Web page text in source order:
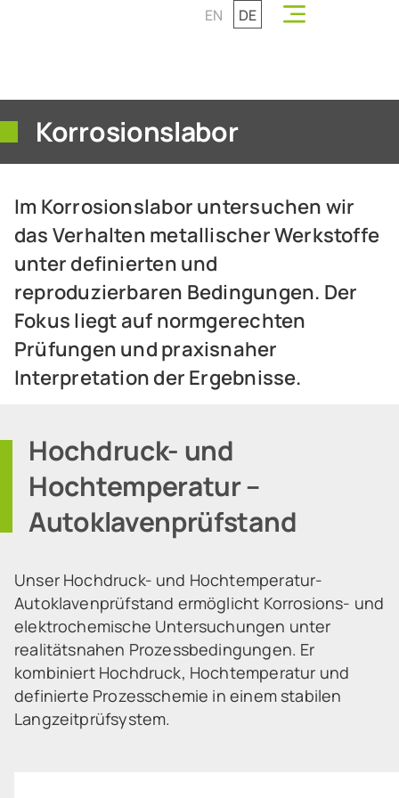
Korrosionslabor
Schadensanalytik
Vorausschauende Wartung
EN DE
Korrosionslabor
Schadensanalytik
Vorausschauende Wartung
Korrosionslabor
Im Korrosionslabor untersuchen wir
das Verhalten metallischer Werkstoffe
unter definierten und
reproduzierbaren Bedingungen. Der
Fokus liegt auf normgerechten
Prüfungen und praxisnaher
Interpretation der Ergebnisse.
Hochdruck- und
Hochtemperatur –
Autoklavenprüfstand
Unser Hochdruck- und Hochtemperatur-
Autoklavenprüfstand ermöglicht Korrosions- und
elektrochemische Untersuchungen unter
realitätsnahen Prozessbedingungen. Er
kombiniert Hochdruck, Hochtemperatur und
definierte Prozesschemie in einem stabilen
Langzeitprüfsystem.